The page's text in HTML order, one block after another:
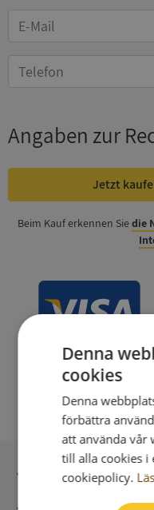
Angaben zur
Jetzt
Beim Kauf erkennen Siedie
Sichere
Denna
cookies
Denna
förbättra
att använda vår
till alla cookies i
cookiepolicy.